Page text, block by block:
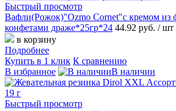
Быстрый просмотр
Вафли(Рожок)"Ozmo Cornet"с кремом из
конфетами драже*25гр*24 44.92 руб. / шт
в корзину
Подробнее
Купить в 1 клик К сравнению
В избранное
В наличии
Быстрый просмотр